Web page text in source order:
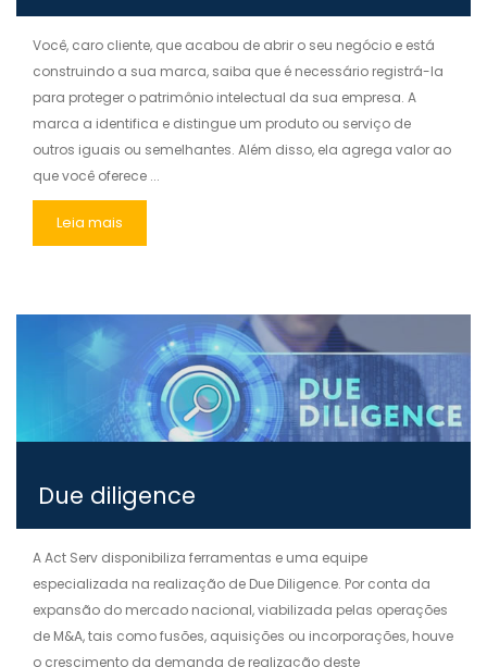
Você, caro cliente, que acabou de abrir o seu negócio e está
construindo a sua marca, saiba que é necessário registrá-la
para proteger o patrimônio intelectual da sua empresa. A
marca a identifica e distingue um produto ou serviço de
outros iguais ou semelhantes. Além disso, ela agrega valor ao
que você oferece ...
Leia mais
Due diligence
A Act Serv disponibiliza ferramentas e uma equipe
especializada na realização de Due Diligence. Por conta da
expansão do mercado nacional, viabilizada pelas operações
de M&A, tais como fusões, aquisições ou incorporações, houve
o crescimento da demanda de realização deste